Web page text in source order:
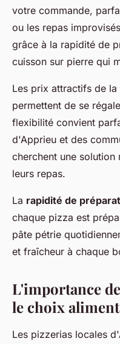
votre commande,
ou les repas
grâce à la rapidité de
cuisson sur pierre qui
Les prix attractifs de
permettent de se
flexibilité convient
d'Apprieu et des
cherchent une
leurs repas.
La rapidité de
chaque pizza est
pâte pétrie
et fraîcheur à chaque
L'importance
le choix
Les pizzerias locales